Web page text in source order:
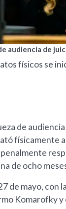
audiencia de
físicos se
de
físicamente
de ocho
de mayo,
Komarofky